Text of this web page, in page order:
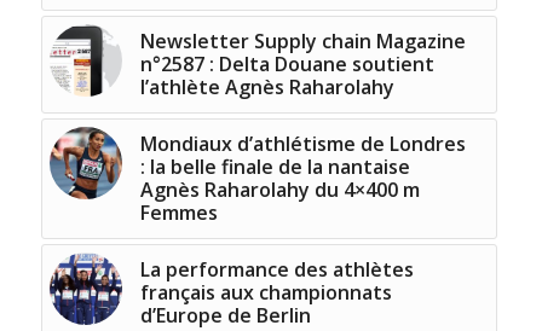
Newsletter Supply chain Magazine
n°2587 : Delta Douane soutient
l’athlète Agnès Raharolahy
Mondiaux d’athlétisme de Londres
: la belle finale de la nantaise
Agnès Raharolahy du 4×400 m
Femmes
La performance des athlètes
français aux championnats
d’Europe de Berlin